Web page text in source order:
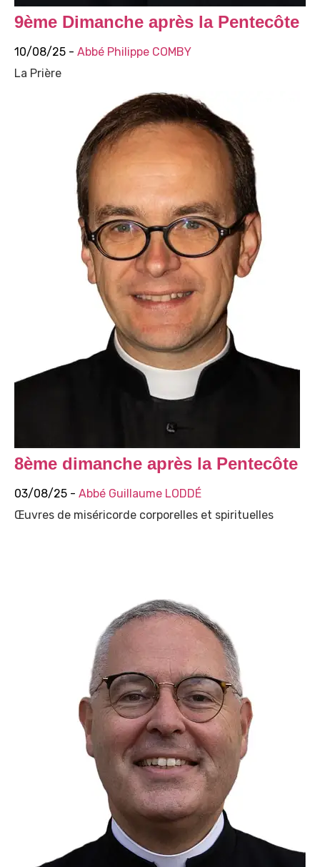
9ème Dimanche après la Pentecôte
10/08/25 - Abbé Philippe COMBY
La Prière
8ème dimanche après la Pentecôte
03/08/25 - Abbé Guillaume LODDÉ
Œuvres de miséricorde corporelles et spirituelles